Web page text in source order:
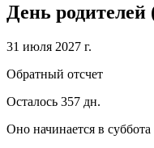
День родителей
31 июля 2027 г.
Обратный отсчет
Осталось 357 дн.
Оно начинается в суббота